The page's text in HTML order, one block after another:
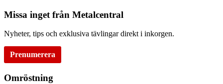
Missa inget från Metalcentral
Nyheter, tips och exklusiva tävlingar direkt i inkorgen.
Prenumerera
Omröstning